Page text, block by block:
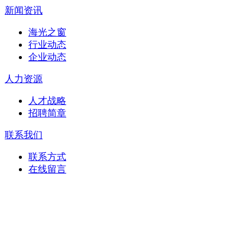
新闻资讯
海光之窗
行业动态
企业动态
人力资源
人才战略
招聘简章
联系我们
联系方式
在线留言